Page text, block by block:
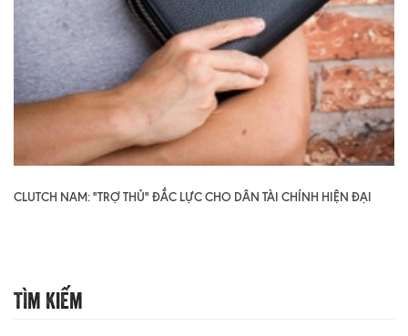
CLUTCH NAM: "TRỢ THỦ" ĐẮC LỰC CHO DÂN TÀI CHÍNH HIỆN ĐẠI
Tìm Kiếm